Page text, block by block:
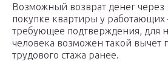
Возможный возврат денег
покупке квартиры у работающих
требующее подтверждения, для
человека возможен такой вычет
трудового стажа ранее.